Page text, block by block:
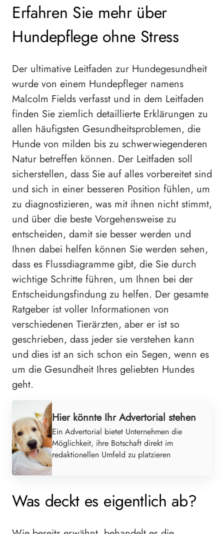
Erfahren Sie mehr über
Hundepflege ohne Stress
Der ultimative Leitfaden zur Hundegesundheit
wurde von einem Hundepfleger namens
Malcolm Fields verfasst und in dem Leitfaden
finden Sie ziemlich detaillierte Erklärungen zu
allen häufigsten Gesundheitsproblemen, die
Hunde von milden bis zu schwerwiegenderen
Natur betreffen können. Der Leitfaden soll
sicherstellen, dass Sie auf alles vorbereitet sind
und sich in einer besseren Position fühlen, um
zu diagnostizieren, was mit ihnen nicht stimmt,
und über die beste Vorgehensweise zu
entscheiden, damit sie besser werden und
Ihnen dabei helfen können Sie werden sehen,
dass es Flussdiagramme gibt, die Sie durch
wichtige Schritte führen, um Ihnen bei der
Entscheidungsfindung zu helfen. Der gesamte
Ratgeber ist voller Informationen von
verschiedenen Tierärzten, aber er ist so
geschrieben, dass jeder sie verstehen kann
und dies ist an sich schon ein Segen, wenn es
um die Gesundheit Ihres geliebten Hundes
geht.
Hier könnte Ihr Advertorial stehen
Ein Advertorial bietet Unternehmen die
Möglichkeit, ihre Botschaft direkt im
redaktionellen Umfeld zu platzieren
Was deckt es eigentlich ab?